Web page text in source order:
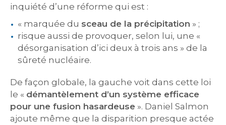
inquiété d’une réforme qui est :
« marquée du sceau de la précipitation » ;
risque aussi de provoquer, selon lui, une «
désorganisation d’ici deux à trois ans » de la
sûreté nucléaire.
De façon globale, la gauche voit dans cette loi
le « démantèlement d’un système efficace
pour une fusion hasardeuse ». Daniel Salmon
ajoute même que la disparition presque actée